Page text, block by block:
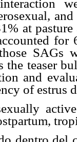
at
for
SAGs
the teaser
and
of estrus